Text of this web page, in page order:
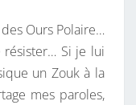
Ours Polaire…
résister… Si je lui
un Zouk à la
mes paroles,